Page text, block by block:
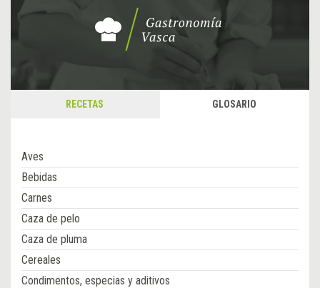
RECETAS GLOSARIO
Aves
Bebidas
Carnes
Caza de pelo
Caza de pluma
Cereales
Condimentos, especias y aditivos